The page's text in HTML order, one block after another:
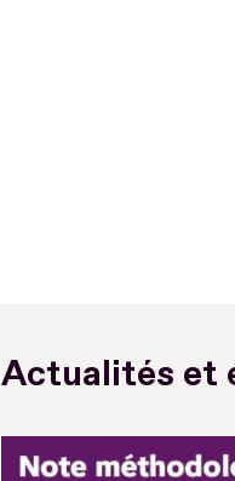
Actualités et